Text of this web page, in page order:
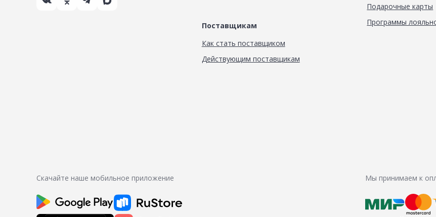
Поставщикам
Как стать поставщиком
Действующим поставщикам
Подарочные карты
Программы
Скачайте наше мобильное приложение
Мы принимаем к